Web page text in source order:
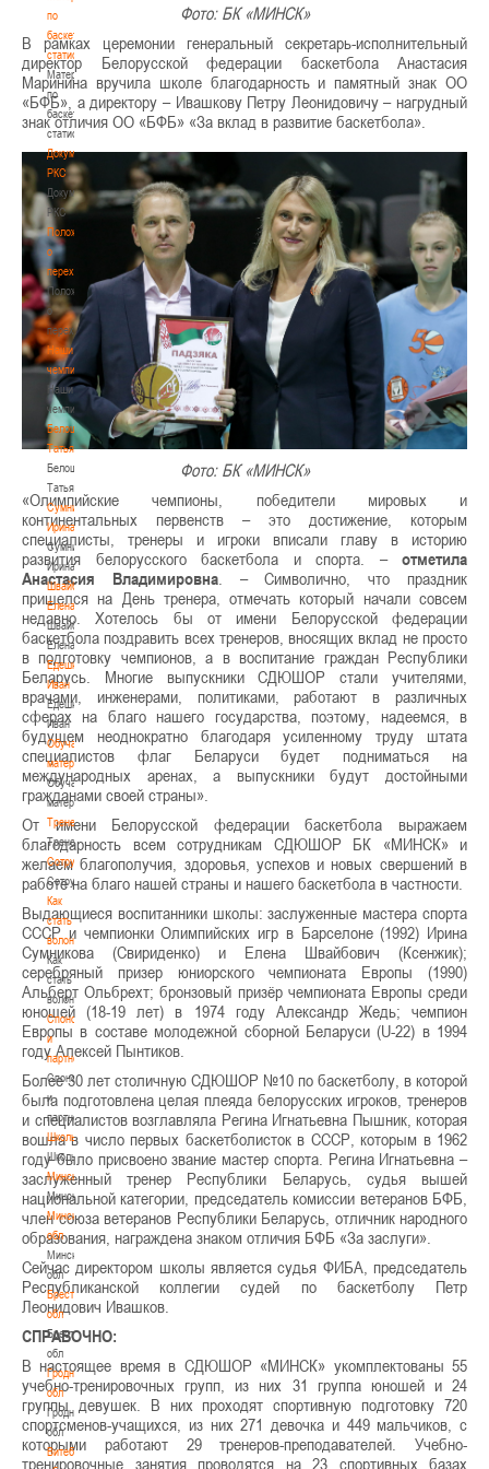
по
баскетбольной
статистике
Материалы
по
баскетбольной
статистике
Документы
РКС
Документы
РКС
Положение
о
переходах
Положение
о
переходах
Наши
чемпионы
Наши
чемпионы
Белошапко
Татьяна
Белошапко
Татьяна
Сумникова
Ирина
Сумникова
Ирина
Швайбович
Елена
Швайбович
Елена
Едешко
Иван
Едешко
Иван
Обучающие
материалы
Обучающие
материалы
Тренерам
Тренерам
Сотрудничество
Сотрудничество
Как
стать
волонтером
Как
стать
волонтером
Спонсоры
и
партнеры
Спонсоры
и
партнеры
Школы
Школы
Минск
Минск
Минская
обл
Минская
обл
Брестская
обл
Брестская
обл
Гродненская
обл
Гродненская
обл
Витебская
Фото: БК «МИНСК»
В рамках церемонии генеральный секретарь-исполнительный
директор Белорусской федерации баскетбола Анастасия
Маринина вручила школе благодарность и памятный знак ОО
«БФБ», а директору – Ивашкову Петру Леонидовичу – нагрудный
знак отличия ОО «БФБ» «За вклад в развитие баскетбола».
Фото: БК «МИНСК»
«Олимпийские чемпионы, победители мировых и
континентальных первенств – это достижение, которым
специалисты, тренеры и игроки вписали главу в историю
развития белорусского баскетбола и спорта. – отметила
Анастасия Владимировна. – Символично, что праздник
пришелся на День тренера, отмечать который начали совсем
недавно. Хотелось бы от имени Белорусской федерации
баскетбола поздравить всех тренеров, вносящих вклад не просто
в подготовку чемпионов, а в воспитание граждан Республики
Беларусь. Многие выпускники СДЮШОР стали учителями,
врачами, инженерами, политиками, работают в различных
сферах на благо нашего государства, поэтому, надеемся, в
будущем неоднократно благодаря усиленному труду штата
специалистов флаг Беларуси будет подниматься на
международных аренах, а выпускники будут достойными
гражданами своей страны».
От имени Белорусской федерации баскетбола выражаем
благодарность всем сотрудникам СДЮШОР БК «МИНСК» и
желаем благополучия, здоровья, успехов и новых свершений в
работе на благо нашей страны и нашего баскетбола в частности.
Выдающиеся воспитанники школы: заслуженные мастера спорта
СССР и чемпионки Олимпийских игр в Барселоне (1992) Ирина
Сумникова (Свириденко) и Елена Швайбович (Ксенжик);
серебряный призер юниорского чемпионата Европы (1990)
Альберт Ольбрехт; бронзовый призёр чемпионата Европы среди
юношей (18-19 лет) в 1974 году Александр Жедь; чемпион
Европы в составе молодежной сборной Беларуси (U-22) в 1994
году Алексей Пынтиков.
Более 30 лет столичную СДЮШОР №10 по баскетболу, в которой
была подготовлена целая плеяда белорусских игроков, тренеров
и специалистов возглавляла Регина Игнатьевна Пышник, которая
вошла в число первых баскетболисток в СССР, которым в 1962
году было присвоено звание мастер спорта. Регина Игнатьевна –
заслуженный тренер Республики Беларусь, судья вышей
национальной категории, председатель комиссии ветеранов БФБ,
член союза ветеранов Республики Беларусь, отличник народного
образования, награждена знаком отличия БФБ «За заслуги».
Сейчас директором школы является судья ФИБА, председатель
Республиканской коллегии судей по баскетболу Петр
Леонидович Ивашков.
СПРАВОЧНО:
В настоящее время в СДЮШОР «МИНСК» укомплектованы 55
учебно-тренировочных групп, из них 31 группа юношей и 24
группы девушек. В них проходят спортивную подготовку 720
спортсменов-учащихся, из них 271 девочка и 449 мальчиков, с
которыми работают 29 тренеров-преподавателей. Учебно-
тренировочные занятия проводятся на 23 спортивных базах